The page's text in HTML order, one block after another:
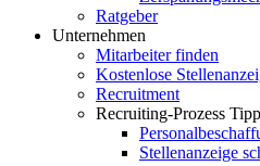
Ratgeber
Unternehmen
Mitarbeiter finden
Kostenlose
Recruitment
Recruiting-Prozess
Stellenanzeige